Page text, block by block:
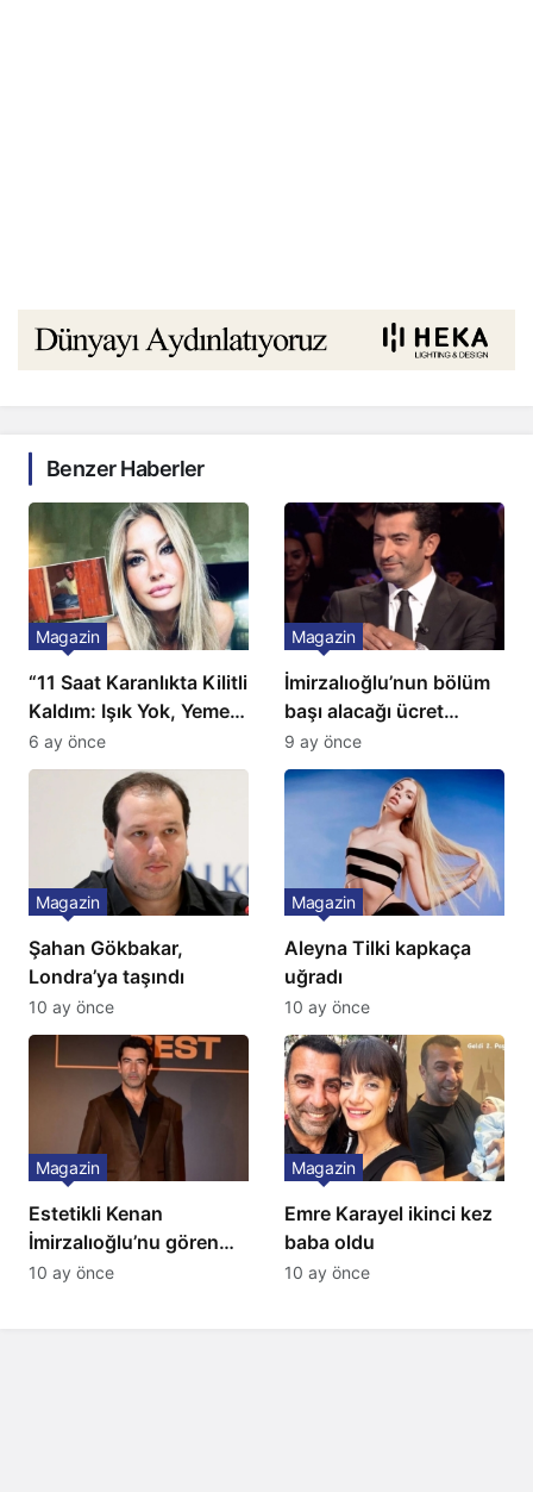
Benzer Haberler
“11 Saat Karanlıkta Kilitli
Kaldım: Işık Yok, Yemek
Yok, Tuvalet Yok!”
Çağla Şikel’den Şok
Magazin
6 ay önce
İmirzalıoğlu’nun bölüm
başı alacağı ücret
Türkiye’de bir ilk:
Gözünü 2 ilçeye dikti!
Magazin
9 ay önce
Şahan Gökbakar,
Londra’ya taşındı
Magazin
10 ay önce
Aleyna Tilki kapkaça
uğradı
Magazin
10 ay önce
Estetikli Kenan
İmirzalıoğlu’nu gören
tanıyamıyor: Son hali
Magazin
10 ay önce
Emre Karayel ikinci kez
baba oldu
Magazin
10 ay önce